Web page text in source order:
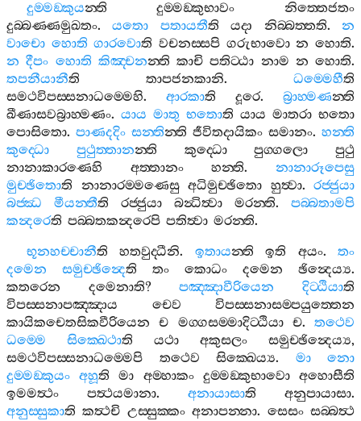
දුම‍්මඞ‍්කුයන‍්ති දුම‍්මඞ‍්කුභාවං
නිත‍්තෙජතං
දුබ‍්බණ‍්ණමුඛතං.යතො පතායතීති යදා නිබ‍්බත‍්තති.න
වාචො හොති ගාරවොති වචනස‍්සපි ගරුභාවො න හොති.
න දීපං හොති කිඤ‍්චනන‍්ති කාචි පතිට‍්ඨා නාම න හොති.
තපනීයානීති තාපජනකානි. ධම‍්මෙහීති
සමථවිපස‍්සනාධම‍්මෙහි. ආරකාති දූරෙ. බ්‍රාහ‍්මණන‍්ති
ඛීණාසවබ්‍රාහ‍්මණං. යාය මාතු භතොති යාය මාතරා භතො
පොසිතො. පාණදදිං සන‍්තින‍්ති ජීවිතදායිකං සමානං. හන‍්ති
කුද‍්ධො
පුථුත‍්තානන‍්ති කුද‍්ධො පුග‍්ගලො
පුථු
නානාකාරණෙහි
අත‍්තානං හන‍්ති.නානාරූපෙසු
මුච‍්ඡිතොති නානාරම‍්මණෙසු අධිමුච‍්ඡිතො හුත්‍වා. රජ‍්ජුයා
බජ‍්ඣ
මීයන‍්තීති රජ‍්ජුයා බන්‍ධිත්‍වා මරන‍්ති. පබ‍්බතාමපි
කන්‍දරෙති පබ‍්බතකන්‍දරෙපි පතිත්‍වා මරන‍්ති.
භූනහච‍්චානීති හතවුද‍්ධීනි. ඉතායන‍්ති ඉති අයං.තං
දමෙන
සමුච‍්ඡින්‍දෙති තං කොධං දමෙන ඡින්‍දෙය්‍ය.
කතරෙන
දමෙනාති?පඤ‍්ඤාවීරියෙන දිට‍්ඨියාති
විපස‍්සනාපඤ‍්ඤාය
චෙව
විපස‍්සනාසම‍්පයුත‍්තෙන
කායිකචෙතසිකවීරියෙන
ච මග‍්ගසම‍්මාදිට‍්ඨියා ච. තථෙව
ධම‍්මෙ
සික‍්ඛෙථාති යථා අකුසලං සමුච‍්ඡින්‍දෙය්‍ය,
සමථවිපස‍්සනාධම‍්මෙපි
තථෙව සික‍්ඛෙය්‍ය. මා
නො
දුම‍්මඞ‍්කුයං අහූති මා අම‍්හාකං දුම‍්මඞ‍්කුභාවො අහොසීති
ඉමමත්‍ථං
පත්‍ථයමානා. අනායාසාති අනුපායාසා.
අනුස‍්සුකාති කත්‍ථචි උස‍්සුක‍්කං අනාපන‍්නා. සෙසං සබ‍්බත්‍ථ